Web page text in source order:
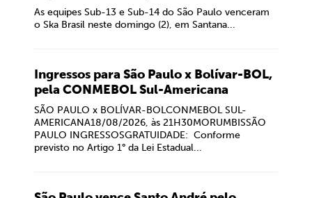
As equipes Sub-13 e Sub-14 do São Paulo venceram
o Ska Brasil neste domingo (2), em Santana...
Ingressos para São Paulo x Bolívar-BOL,
pela CONMEBOL Sul-Americana
SÃO PAULO x BOLÍVAR-BOLCONMEBOL SUL-
AMERICANA18/08/2026, às 21H30MORUMBISSÃO
PAULO INGRESSOSGRATUIDADE: Conforme
previsto no Artigo 1° da Lei Estadual...